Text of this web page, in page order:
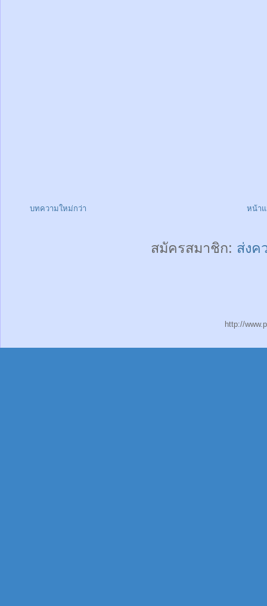
บทความใหม่กว่า หน้า
สมัครสมาชิก: ส่งค
http://